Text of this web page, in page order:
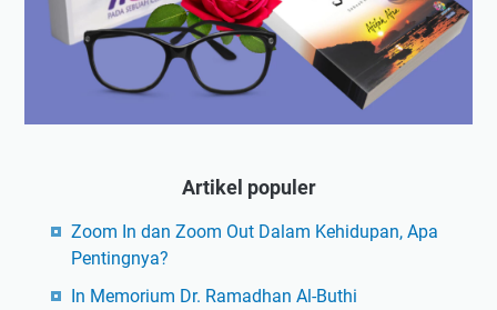
Artikel populer
Zoom In dan Zoom Out Dalam Kehidupan, Apa
Pentingnya?
In Memorium Dr. Ramadhan Al-Buthi